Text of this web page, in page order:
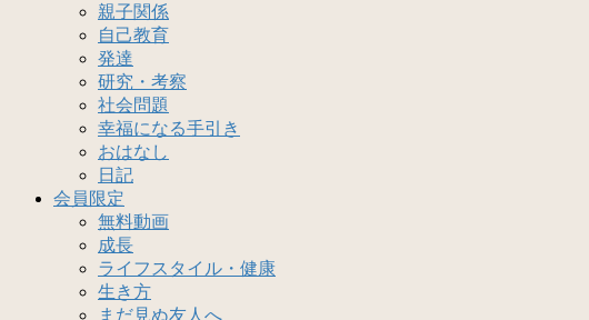
親子関係
自己教育
発達
研究・考察
社会問題
幸福になる手引き
おはなし
日記
会員限定
無料動画
成長
ライフスタイル・健康
生き方
まだ見ぬ友人へ